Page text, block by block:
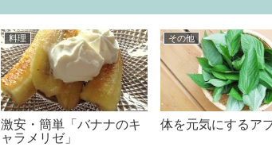
料理
激安・簡単「バナナのキ
ャラメリゼ」
その他
体を元気にするア